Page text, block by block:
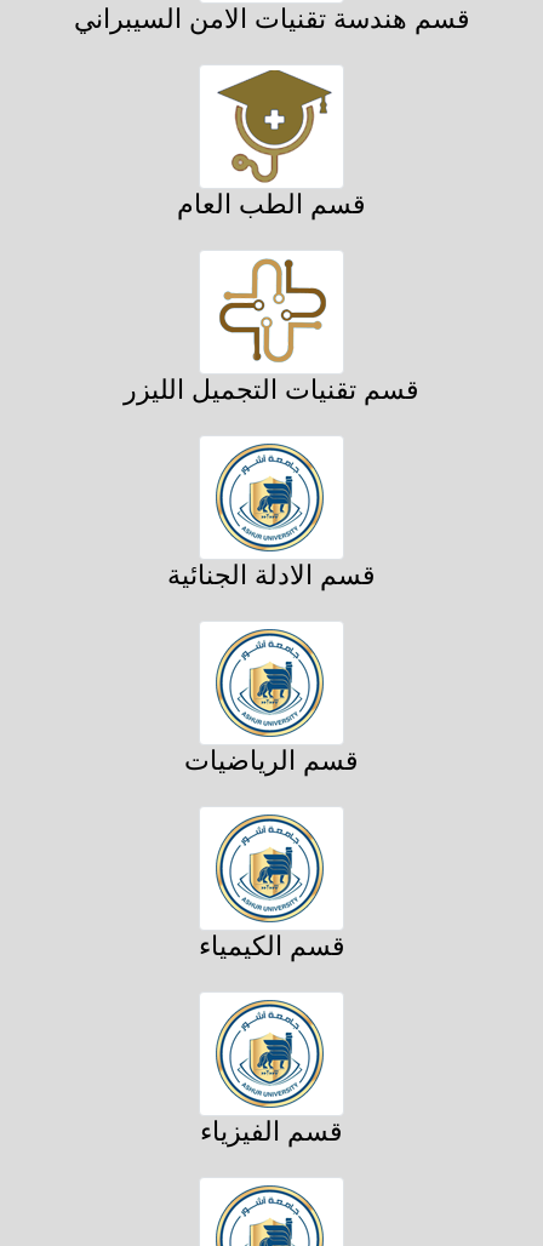
قسم هندسة تقنيات الامن السيبراني
قسم الطب العام
قسم تقنيات التجميل الليزر
قسم الادلة الجنائية
قسم الرياضيات
قسم الكيمياء
قسم الفيزياء